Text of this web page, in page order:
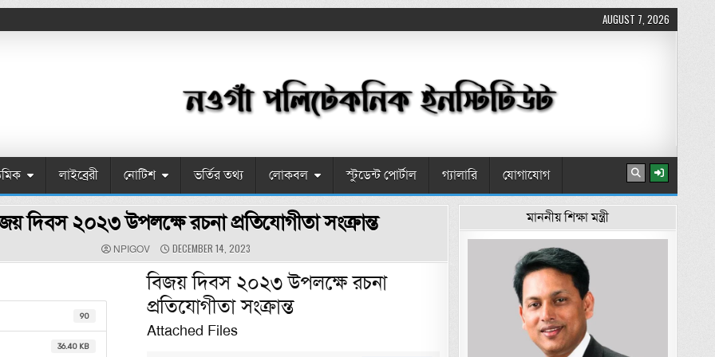
AUGUST 7, 2026
লাইব্রেরী নোটিশ ভর্তির তথ্য লোকবল স্টুডেন্ট পোর্টাল গ্যালারি যোগাযোগ
দিবস ২০২৩ উপলক্ষে রচনা প্রতিযোগীতা সংক্রান্ত
AUTHOR:
NPIGOV PUBLISHED DATE:
DECEMBER 14, 2023
90
36.40 KB
বিজয় দিবস ২০২৩ উপলক্ষে রচনা
প্রতিযোগীতা সংক্রান্ত
Attached Files
মাননীয় শিক্ষা মন্ত্রী